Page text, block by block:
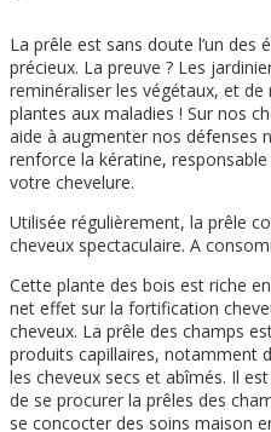
La prêle est sans doute l’un des
précieux. La preuve ? Les
reminéraliser les végétaux, et
plantes aux maladies ! Sur nos
aide à augmenter nos défenses
renforce la kératine,
votre chevelure.
Utilisée régulièrement, la prêle
cheveux spectaculaire. A
Cette plante des bois est riche
net effet sur la fortification
cheveux. La prêle des champs
produits capillaires, notamment
les cheveux secs et abîmés. Il
de se procurer la prêles des
se concocter des soins maison